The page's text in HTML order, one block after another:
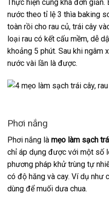
Thực hiện cũng khá đơn
nước theo tỉ lệ 3 thìa baking
toàn rồi cho rau củ, trái cây
loại rau có kết cấu mềm, dễ
khoảng 5 phút. Sau khi ngâm
nước vài lần là được.
Phơi nắng
Phơi nắng là mẹo làm sạch
chỉ áp dụng được với một số
phương pháp khử trùng tự
có độ hăng và cay. Ví dụ như
dùng để muối dưa chua.